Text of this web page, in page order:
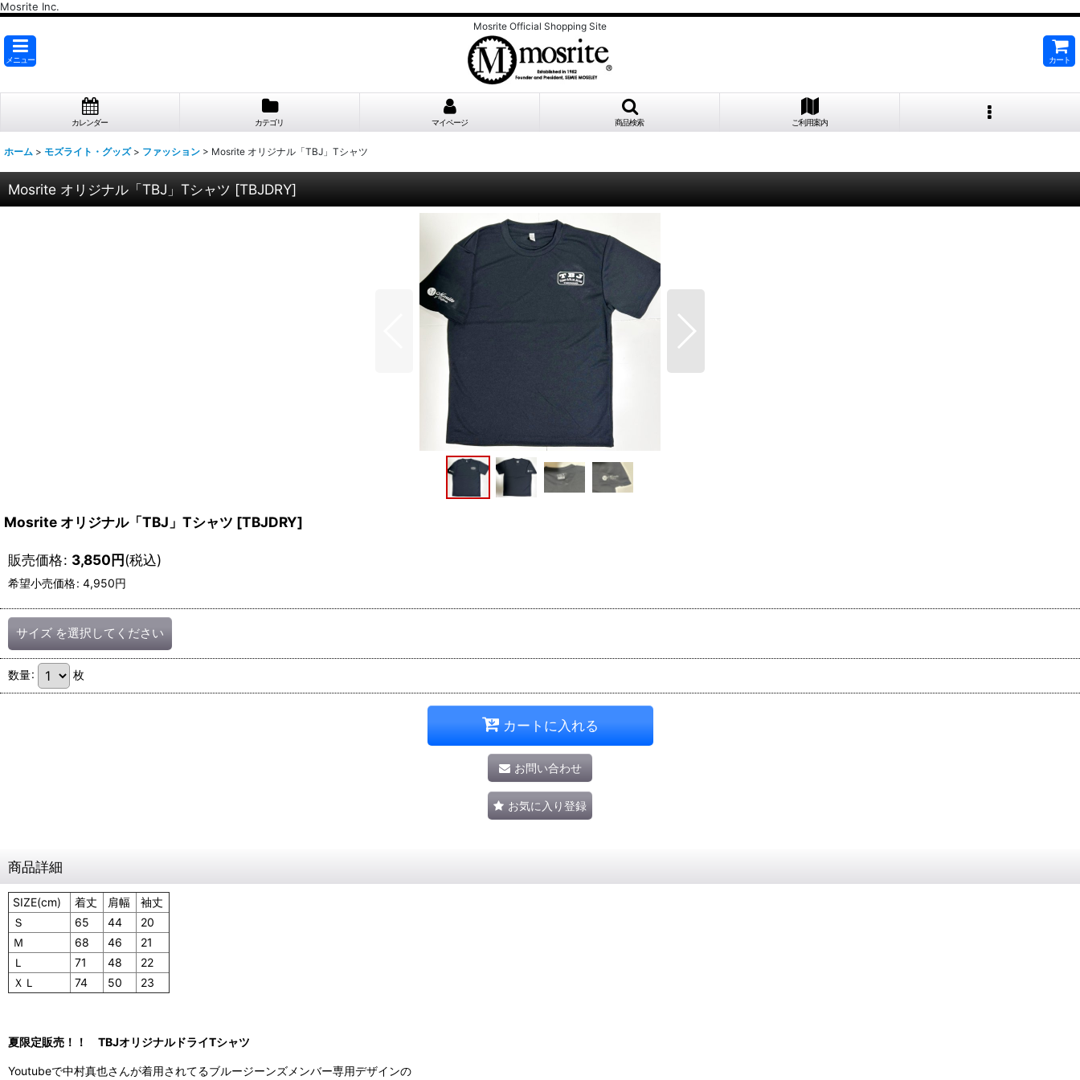
Mosrite Inc.
Mosrite Official Shopping Site
メニュー カート
カレンダー カテゴリ マイページ 商品検索 ご利用案内
ホーム > モズライト・グッズ > ファッション > Mosrite オリジナル「TBJ」Tシャツ
Mosrite オリジナル「TBJ」Tシャツ [TBJDRY]
Mosrite オリジナル「TBJ」Tシャツ [TBJDRY]
販売価格: 3,850円(税込)
希望小売価格: 4,950円
サイズ を選択してください
数量: 枚
カートに入れる
お問い合わせ
お気に入り登録
商品詳細
SIZE(cm) 着丈 肩幅
袖丈
Ｓ
65 44
20
Ｍ
68 46
21
Ｌ
71 48
22
ＸＬ
74 50 23
夏限定販売！！ TBJオリジナルドライTシャツ
Youtubeで中村真也さんが着用されてるブルージーンズメンバー専用デザインの